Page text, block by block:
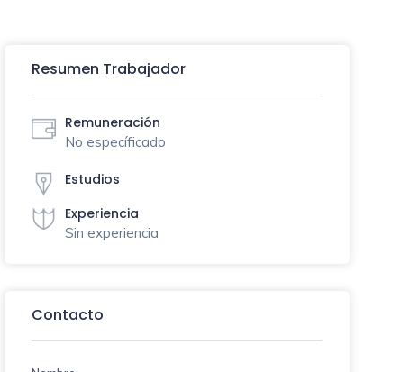
Resumen Trabajador
Remuneración
No específicado
Estudios
Experiencia
Sin experiencia
Contacto